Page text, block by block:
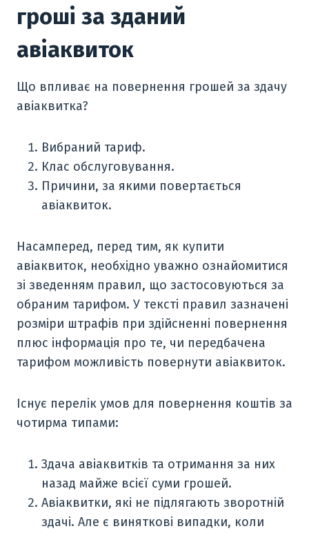
гроші за зданий
авіаквиток
Що впливає на повернення грошей за здачу
авіаквитка?
Вибраний тариф.
Клас обслуговування.
Причини, за якими повертається
авіаквиток.
Насамперед, перед тим, як купити
авіаквиток, необхідно уважно ознайомитися
зі зведенням правил, що застосовуються за
обраним тарифом. У тексті правил зазначені
розміри штрафів при здійсненні повернення
плюс інформація про те, чи передбачена
тарифом можливість повернути авіаквиток.
Існує перелік умов для повернення коштів за
чотирма типами:
Здача авіаквитків та отримання за них
назад майже всієї суми грошей.
Авіаквитки, які не підлягають зворотній
здачі. Але є виняткові випадки, коли